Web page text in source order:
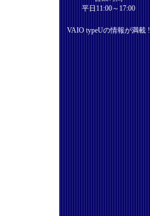
平日11:00～17:00
VAIO typeUの情報が満載 !